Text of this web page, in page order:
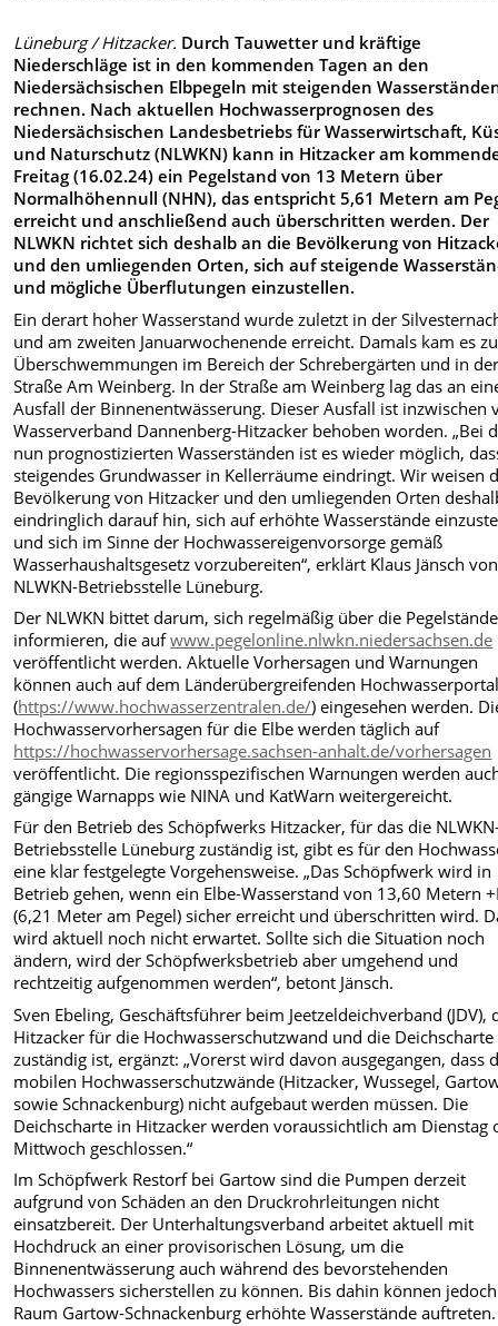
Lüneburg / Hitzacker. Durch Tauwetter und kräftige
Niederschläge ist in den kommenden Tagen an den
Niedersächsischen Elbpegeln mit steigenden
rechnen. Nach aktuellen Hochwasserprognosen des
Niedersächsischen Landesbetriebs für Wasserwirtschaft,
und Naturschutz (NLWKN) kann in Hitzacker am
Freitag (16.02.24) ein Pegelstand von 13 Metern über
Normalhöhennull (NHN), das entspricht 5,61 Metern am
erreicht und anschließend auch überschritten werden. Der
NLWKN richtet sich deshalb an die Bevölkerung von
und den umliegenden Orten, sich auf steigende
und mögliche Überflutungen einzustellen.
Ein derart hoher Wasserstand wurde zuletzt in der
und am zweiten Januarwochenende erreicht. Damals kam es zu
Überschwemmungen im Bereich der Schrebergärten und in
Straße Am Weinberg. In der Straße am Weinberg lag das an
Ausfall der Binnenentwässerung. Dieser Ausfall ist inzwischen
Wasserverband Dannenberg-Hitzacker behoben worden. „Bei
nun prognostizierten Wasserständen ist es wieder möglich,
steigendes Grundwasser in Kellerräume eindringt. Wir weisen
Bevölkerung von Hitzacker und den umliegenden Orten
eindringlich darauf hin, sich auf erhöhte Wasserstände
und sich im Sinne der Hochwassereigenvorsorge gemäß
Wasserhaushaltsgesetz vorzubereiten“, erklärt Klaus Jänsch
NLWKN-Betriebsstelle Lüneburg.
Der NLWKN bittet darum, sich regelmäßig über die
informieren, die aufwww.pegelonline.nlwkn.niedersachsen.de
veröffentlicht werden. Aktuelle Vorhersagen und Warnungen
können auch auf dem Länderübergreifenden
(https://www.hochwasserzentralen.de/) eingesehen werden.
Hochwasservorhersagen für die Elbe werden täglich auf
https://hochwasservorhersage.sachsen-anhalt.de/vorhersagen
veröffentlicht. Die regionsspezifischen Warnungen werden
gängige Warnapps wie NINA und KatWarn weitergereicht.
Für den Betrieb des Schöpfwerks Hitzacker, für das die
Betriebsstelle Lüneburg zuständig ist, gibt es für den
eine klar festgelegte Vorgehensweise. „Das Schöpfwerk wird in
Betrieb gehen, wenn ein Elbe-Wasserstand von 13,60 Metern
(6,21 Meter am Pegel) sicher erreicht und überschritten wird.
wird aktuell noch nicht erwartet. Sollte sich die Situation noch
ändern, wird der Schöpfwerksbetrieb aber umgehend und
rechtzeitig aufgenommen werden“, betont Jänsch.
Sven Ebeling, Geschäftsführer beim Jeetzeldeichverband (JDV),
Hitzacker für die Hochwasserschutzwand und die Deichscharte
zuständig ist, ergänzt: „Vorerst wird davon ausgegangen, dass
mobilen Hochwasserschutzwände (Hitzacker, Wussegel,
sowie Schnackenburg) nicht aufgebaut werden müssen. Die
Deichscharte in Hitzacker werden voraussichtlich am Dienstag
Mittwoch geschlossen.“
Im Schöpfwerk Restorf bei Gartow sind die Pumpen derzeit
aufgrund von Schäden an den Druckrohrleitungen nicht
einsatzbereit. Der Unterhaltungsverband arbeitet aktuell mit
Hochdruck an einer provisorischen Lösung, um die
Binnenentwässerung auch während des bevorstehenden
Hochwassers sicherstellen zu können. Bis dahin können
Raum Gartow-Schnackenburg erhöhte Wasserstände auftreten.